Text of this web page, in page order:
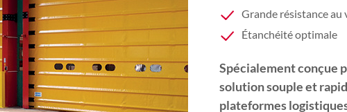
Grande résistance au
Étanchéité optimale
Spécialement conçue
solution souple et
plateformes